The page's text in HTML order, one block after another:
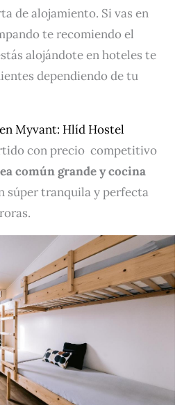
de alojamiento. Si vas en
te recomiendo el
alojándote en hoteles te
dependiendo de tu
Myvant: Hlíd Hostel
con precio competitivo
común grande y cocina
súper tranquila y perfecta